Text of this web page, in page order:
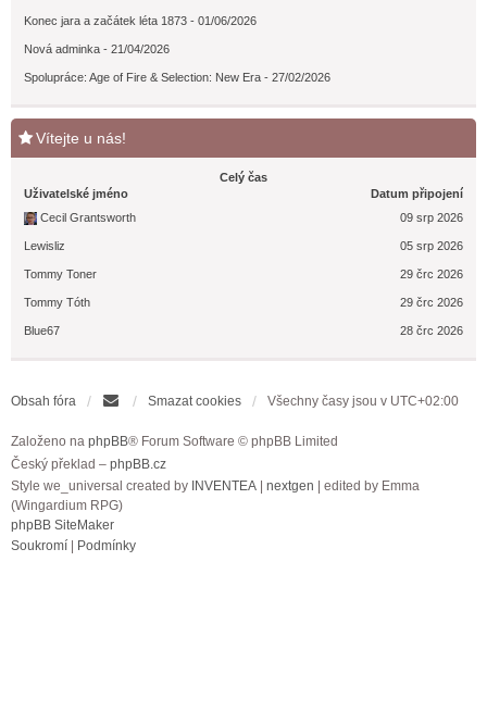
Konec jara a začátek léta 1873 - 01/06/2026
Nová adminka - 21/04/2026
Spolupráce: Age of Fire & Selection: New Era - 27/02/2026
Vítejte u nás!
Celý čas
Uživatelské jméno
Datum připojení
Cecil Grantsworth
09 srp 2026
Lewisliz 05 srp 2026
Tommy Toner 29 črc 2026
Tommy Tóth 29 črc 2026
Blue67 28 črc 2026
Obsah fóra Smazat cookies Všechny časy jsou v UTC+02:00
Založeno na phpBB® Forum Software © phpBB Limited
Český překlad – phpBB.cz
Style we_universal created by INVENTEA nextgen | edited by Emma
(Wingardium RPG)
phpBB SiteMaker
Soukromí
Podmínky